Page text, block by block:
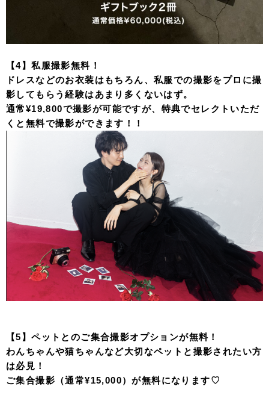
【4】私服撮影無料！
ドレスなどのお衣装はもちろん、私服での撮影をプロに撮
影してもらう経験はあまり多くないはず。
通常¥19,800で撮影が可能ですが、特典でセレクトいただ
くと無料で撮影ができます！！
【5】ペットとのご集合撮影オプションが無料！
わんちゃんや猫ちゃんなど大切なペットと撮影されたい方
は必見！
ご集合撮影（通常¥15,000）が無料になります♡